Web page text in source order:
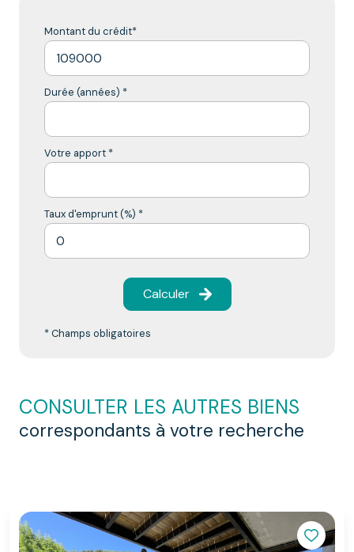
Montant du crédit*
Durée (années) *
Votre apport *
Taux d'emprunt (%) *
Calculer
* Champs obligatoires
CONSULTER LES AUTRES BIENS
correspondants à votre recherche